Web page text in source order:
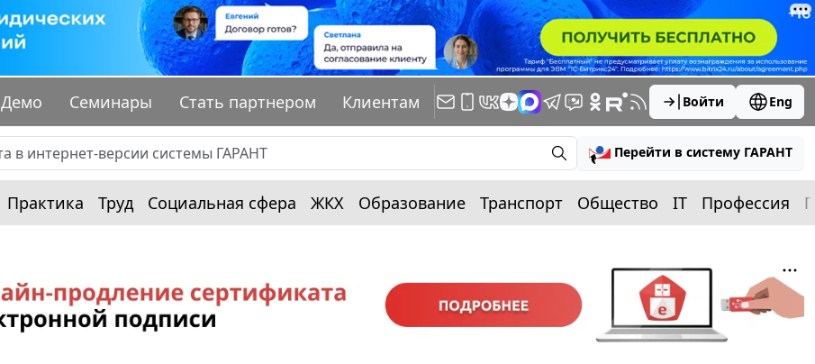
Демо Семинары Стать партнером Клиентам Войти Eng
Перейти в систему ГАРАНТ
Практика Труд Социальная сфера ЖКХ Образование Транспорт Общество IT Профессия